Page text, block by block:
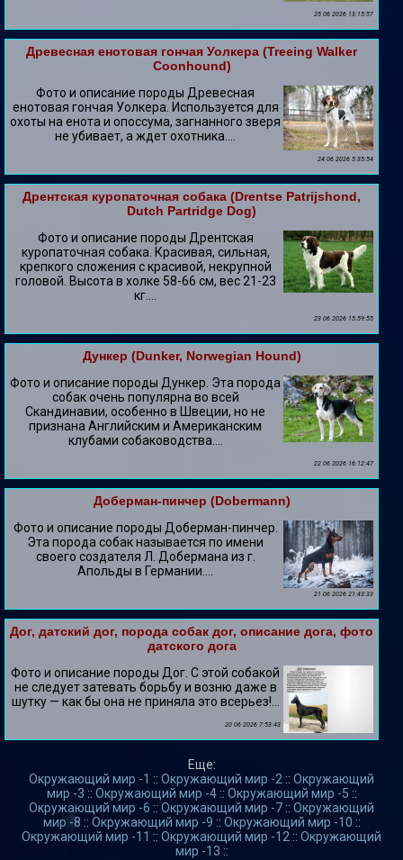
25 06 2026 13:15:57
Древесная енотовая гончая Уолкера (Treeing Walker
Coonhound)
Фото и описание породы Древесная
енотовая гончая Уолкера. Используется для
охоты на енота и опоссума, загнанного зверя
не убивает, а ждет охотника....
24 06 2026 5:35:54
Дрентская куропаточная собака (Drentse Patrijshond,
Dutch Partridge Dog)
Фото и описание породы Дрентская
куропаточная собака. Красивая, сильная,
крепкого сложения с красивой, некрупной
головой. Высота в холке 58-66 см, вес 21-23
кг....
23 06 2026 15:59:55
Дункер (Dunker, Norwegian Hound)
Фото и описание породы Дункер. Эта порода
собак очень популярна во всей
Скандинавии, особенно в Швеции, но не
признана Английским и Американским
клубами собаководства....
22 06 2026 16:12:47
Доберман-пинчер (Dobermann)
Фото и описание породы Доберман-пинчер.
Эта порода собак называется по имени
своего создателя Л. Добермана из г.
Апольды в Германии....
21 06 2026 21:43:33
Дог, датский дог, порода собак дог, описание дога, фото
датского дога
Фото и описание породы Дог. С этой собакой
не следует затевать борьбу и возню даже в
шутку — как бы она не приняла это всерьез!...
20 06 2026 7:53:43
Еще:
Окружающий мир -1 :: Окружающий мир -2 :: Окружающий
мир -3 :: Окружающий мир -4:: Окружающий мир -5 ::
Окружающий мир -6 :: Окружающий мир -7 :: Окружающий
мир -8 :: Окружающий мир -9 :: Окружающий мир -10 ::
Окружающий мир -11 :: Окружающий мир -12 :: Окружающий
мир -13 ::